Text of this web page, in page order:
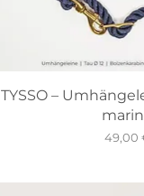
TYSSO –
Preis
49,00